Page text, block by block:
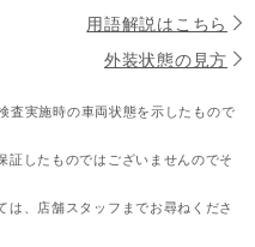
用語解説はこちら
外装状態の見方
査実施時の車両状態を示したもので
証したものではございませんのでそ
は、店舗スタッフまでお尋ねくださ